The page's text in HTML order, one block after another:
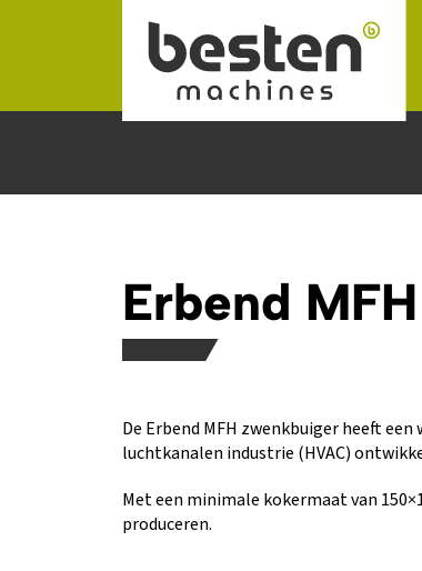
Naar hoofdinhoud
Erbend MFH
De Erbend MFH zwenkbuiger heeft
luchtkanalen industrie (HVAC)
Met een minimale kokermaat van
produceren.